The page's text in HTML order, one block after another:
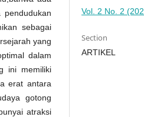
sebagai
yang
dalam
ini memiliki
erat antara
gotong
atraksi
Vol. 2 No. 2
Section
ARTIKEL